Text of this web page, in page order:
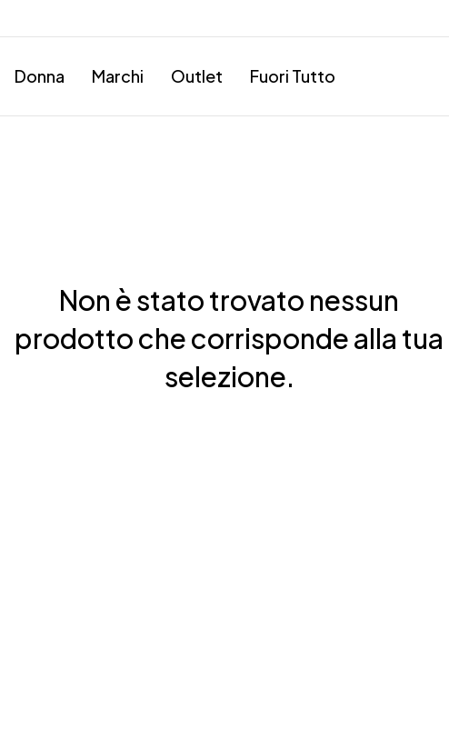
Donna Marchi Outlet Fuori Tutto
Non è stato trovato nessun
prodotto che corrisponde alla tua
selezione.